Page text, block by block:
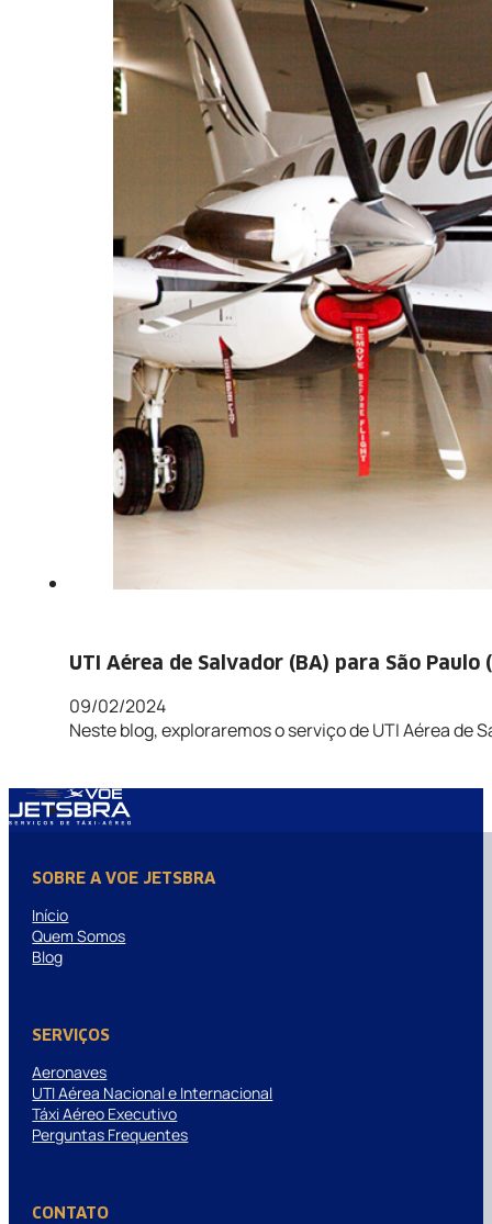
UTI Aérea de Salvador (BA) para São Paulo
09/02/2024
Neste blog, exploraremos o serviço de UTI Aérea de
SOBRE A VOE JETSBRA
Início
Quem Somos
Blog
SERVIÇOS
Aeronaves
UTI Aérea Nacional e Internacional
Táxi Aéreo Executivo
Perguntas Frequentes
CONTATO